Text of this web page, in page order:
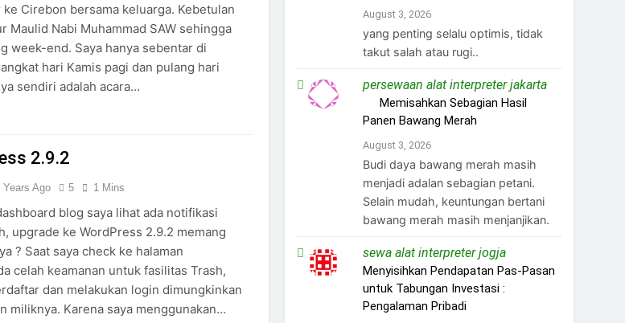
Cirebon bersama keluarga. Kebetulan
Maulid Nabi Muhammad SAW sehingga
week-end. Saya hanya sebentar di
hari Kamis pagi dan pulang hari
sendiri adalah acara…
2.9.2
Years Ago 5 1 Mins
blog saya lihat ada notifikasi
upgrade ke WordPress 2.9.2 memang
? Saat saya check ke halaman
celah keamanan untuk fasilitas Trash,
dan melakukan login dimungkinkan
miliknya. Karena saya menggunakan…
August 3, 2026
yang penting selalu optimis, tidak
takut salah atau rugi..
persewaan alat interpreter jakarta
Memisahkan Sebagian Hasil
Panen Bawang Merah
August 3, 2026
Budi daya bawang merah masih
menjadi adalan sebagian petani.
Selain mudah, keuntungan bertani
bawang merah masih menjanjikan.
sewa alat interpreter jogjaon
Menyisihkan Pendapatan Pas-Pasan
untuk Tabungan Investasi :
Pengalaman Pribadi